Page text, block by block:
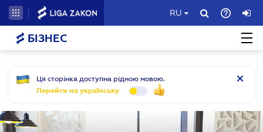
RU
БІЗНЕС
Ця сторінка доступна рідною мовою.
Перейти на українську